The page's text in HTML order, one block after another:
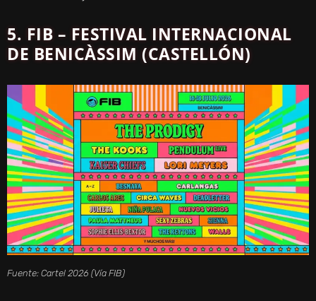
5. FIB – FESTIVAL INTERNACIONAL
DE BENICÀSSIM (CASTELLÓN)
Fuente: Cartel 2026 (Vía FIB)